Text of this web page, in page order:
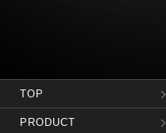
TOP
PRODUCT